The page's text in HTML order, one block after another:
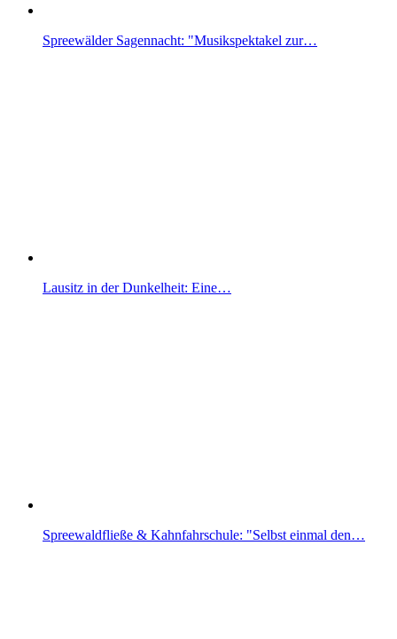
Spreewälder Sagennacht: "Musikspektakel zur…
Lausitz in der Dunkelheit: Eine…
Spreewaldfließe & Kahnfahrschule: "Selbst einmal den…